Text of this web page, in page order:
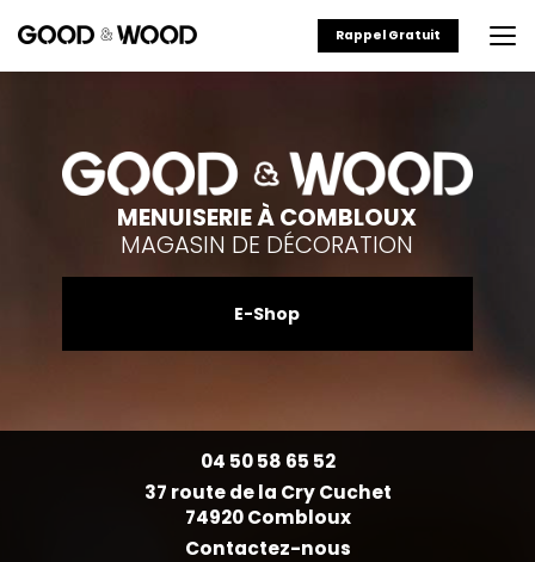
au
principal
Rappel Gratuit
MENUISERIE À COMBLOUX
MAGASIN DE DÉCORATION
E-Shop
04 50 58 65 52
37 route de la Cry Cuchet
74920 Combloux
Contactez-nous